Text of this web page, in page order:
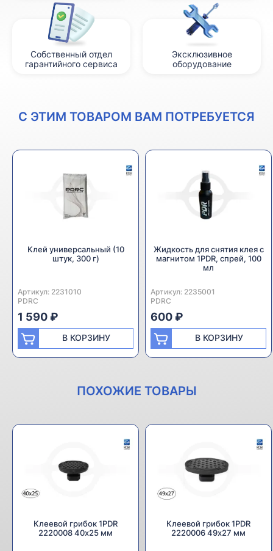
Собственный отдел
гарантийного сервиса
Эксклюзивное
оборудование
С ЭТИМ ТОВАРОМ ВАМ ПОТРЕБУЕТСЯ
Клей универсальный (10
штук, 300 г)
Артикул: 2231010
Производитель:
PDRC
1 590 ₽
В КОРЗИНУ
Жидкость для снятия клея с
магнитом 1PDR, спрей, 100
мл
Артикул: 2235001
Производитель:
PDRC
600 ₽
В КОРЗИНУ
ПОХОЖИЕ ТОВАРЫ
Клеевой грибок 1PDR
2220008 40х25 мм
Клеевой грибок 1PDR
2220006 49х27 мм